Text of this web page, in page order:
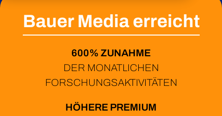
Bauer Media erreicht
600% ZUNAHME
DER MONATLICHEN
FORSCHUNGSAKTIVITÄTEN
HÖHERE PREMIUM